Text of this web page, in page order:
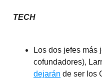
TECH
Los dos jefes más
cofundadores),
dejarán de ser los